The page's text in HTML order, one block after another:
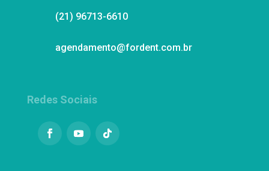
(21) 96713-6610
agendamento@fordent.com.br
Redes Sociais